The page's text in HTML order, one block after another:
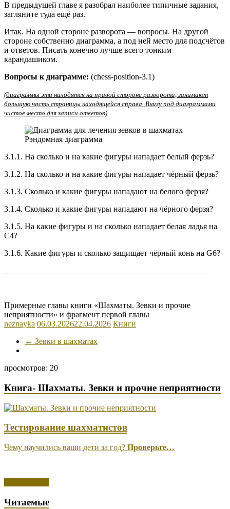
В предыдущей главе я разобрал наиболее типичные задания,
загляните туда ещё раз.
Итак. На одной стороне разворота — вопросы. На другой
стороне собственно диаграмма, а под ней место для подсчётов
и ответов. Писать конечно лучше всего тонким
карандашиком.
Вопросы к диаграмме: (chess-position-3.1)
(диаграммы эти находятся на правой стороне разворота, занимают
большую часть страницы находящейся справа. Внизу под диаграммами
чистое место для записи ответов)
Рэндомная диаграмма
3.1.1. На сколько и на какие фигуры нападает белый ферзь?
3.1.2. На сколько и на какие фигуры нападает чёрный ферзь?
3.1.3. Сколько и какие фигуры нападают на белого ферзя?
3.1.4. Сколько и какие фигуры нападают на чёрного ферзя?
3.1.5. На какие фигуры и на сколько нападает белая ладья на
С4?
3.1.6. Какие фигуры и сколько защищает чёрный конь на G6?
Примерные главы книги «Шахматы. Зевки и прочие
неприятности» и фрагмент первой главы
neznayka 06.03.202622.04.2026 Книги
← Зевки в шахматах
просмотров: 20
Книга- Шахматы. Зевки и прочие неприятности
Тестирование шахматистов
Чему научились ваши дети за год? Проверьте…
Читаемые